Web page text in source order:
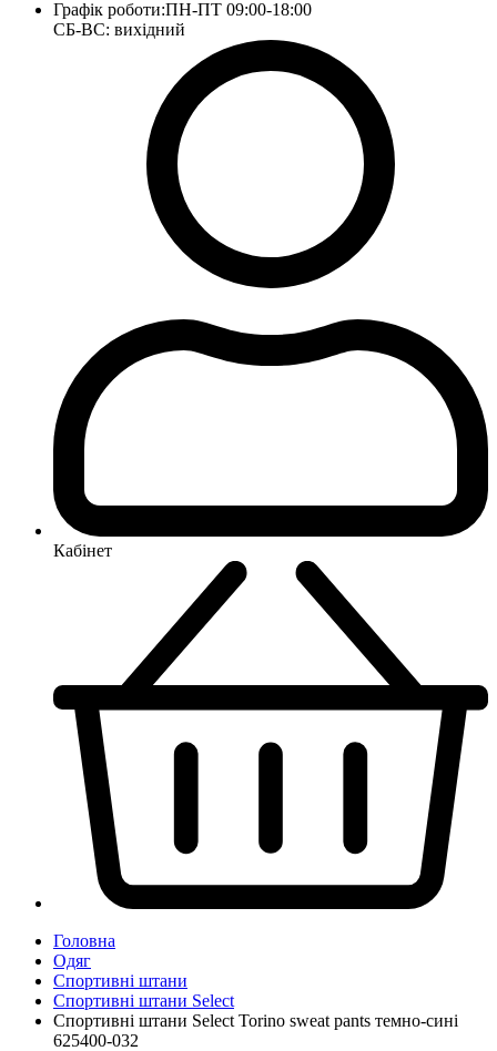
Графік роботи:ПН-ПТ 09:00-18:00
СБ-ВС: вихідний
Кабінет
Головна
Одяг
Спортивні штани
Спортивні штани Select
Спортивні штани Select Torino sweat pants темно-сині
625400-032